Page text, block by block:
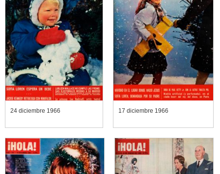
24 diciembre 1966 17 diciembre 1966